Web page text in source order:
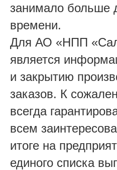
занимало больше
времени.
Для АО «НПП
является
и закрытию
заказов. К
всегда
всем
итоге на
единого списка